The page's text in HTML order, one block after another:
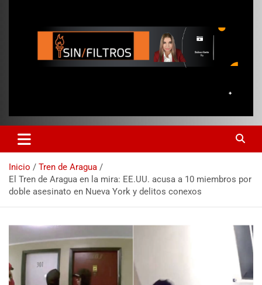
Inicio
Tren de Aragua
El Tren de Aragua en la mira: EE.UU. acusa a 10 miembros por
doble asesinato en Nueva York y delitos conexos